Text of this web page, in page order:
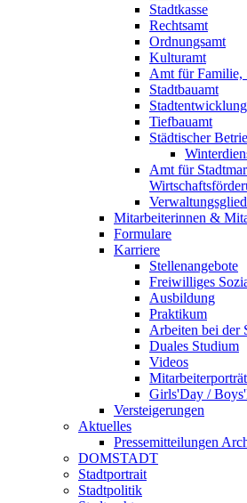
Stadtkasse
Rechtsamt
Ordnungsamt
Kulturamt
Amt für Familie,
Stadtbauamt
Tiefbauamt
Städtischer
Amt für
Mitarbeiterinnen &
Formulare
Karriere
Stellenangebote
Freiwilliges
Ausbildung
Praktikum
Arbeiten bei der
Duales Studium
Videos
Girls'Day /
Versteigerungen
Aktuelles
Pressemitteilungen
DOMSTADT
Stadtportrait
Stadtpolitik